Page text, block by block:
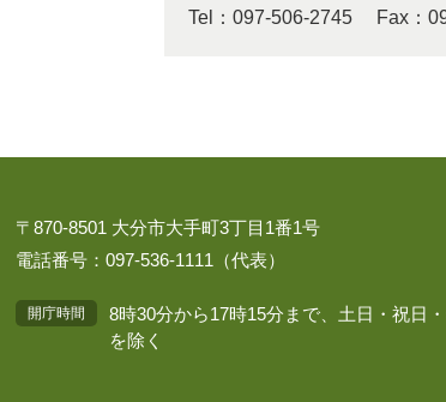
Tel：097-506-2745
Fax：
〒870-8501 大分市大手町3丁目1番1号
電話番号：097-536-1111（代表）
開庁時間
8時30分から17時15分まで、土日・祝日
を除く